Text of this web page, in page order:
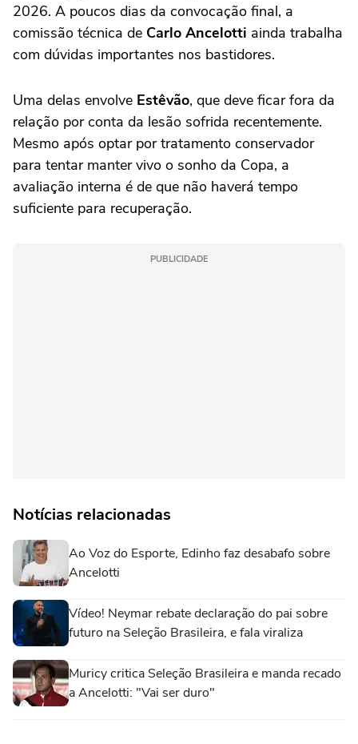
2026. A poucos dias da convocação final, a
comissão técnica de Carlo Ancelotti ainda trabalha
com dúvidas importantes nos bastidores.
Uma delas envolve Estêvão, que deve ficar fora da
relação por conta da lesão sofrida recentemente.
Mesmo após optar por tratamento conservador
para tentar manter vivo o sonho da Copa, a
avaliação interna é de que não haverá tempo
suficiente para recuperação.
PUBLICIDADE
Notícias relacionadas
Ao Voz do Esporte, Edinho faz desabafo sobre
Ancelotti
Vídeo! Neymar rebate declaração do pai sobre
futuro na Seleção Brasileira, e fala viraliza
Muricy critica Seleção Brasileira e manda recado
a Ancelotti: "Vai ser duro"